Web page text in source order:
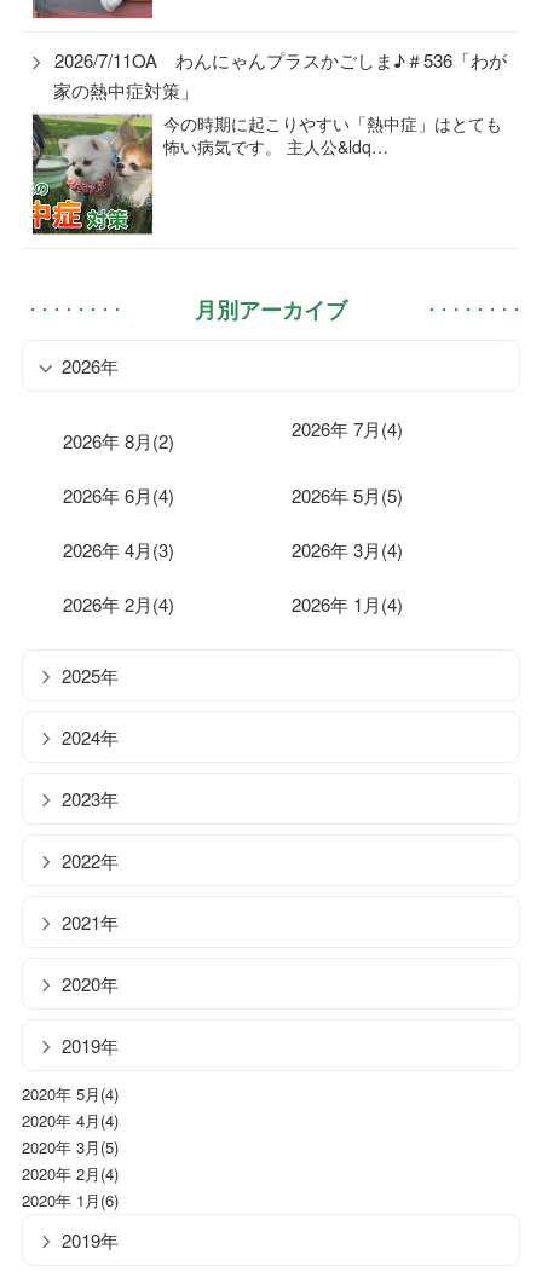
2026/7/11OA わんにゃんプラスかごしま♪＃536「わが
家の熱中症対策」
今の時期に起こりやすい「熱中症」はとても
怖い病気です。 主人公&ldq…
月別アーカイブ
2026年
2026年 8月(2) 2026年 7月(4)
2026年 6月(4) 2026年 5月(5)
2026年 4月(3) 2026年 3月(4)
2026年 2月(4) 2026年 1月(4)
2025年
2024年
2023年
2022年
2021年
2020年
2019年
2020年 5月(4)
2020年 4月(4)
2020年 3月(5)
2020年 2月(4)
2020年 1月(6)
2019年